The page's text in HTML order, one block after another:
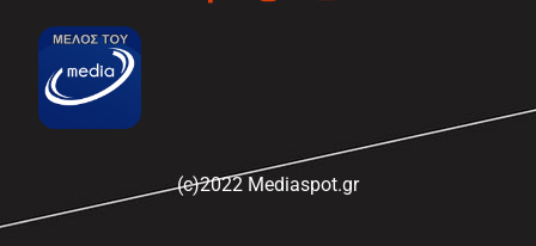
(c)2022 Mediaspot.gr